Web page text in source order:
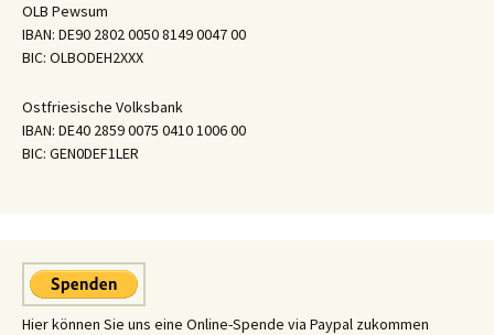
OLB Pewsum
IBAN: DE90 2802 0050 8149 0047 00
BIC: OLBODEH2XXX
Ostfriesische Volksbank
IBAN: DE40 2859 0075 0410 1006 00
BIC: GEN0DEF1LER
Hier können Sie uns eine Online-Spende via Paypal zukommen